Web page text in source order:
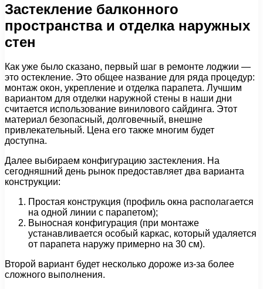
Застекление балконного
пространства и отделка наружных
стен
Как уже было сказано, первый шаг в ремонте лоджии —
это остекление. Это общее название для ряда процедур:
монтаж окон, укрепление и отделка парапета. Лучшим
вариантом для отделки наружной стены в наши дни
считается использование винилового сайдинга. Этот
материал безопасный, долговечный, внешне
привлекательный. Цена его также многим будет
доступна.
Далее выбираем конфигурацию застекления. На
сегодняшний день рынок предоставляет два варианта
конструкции:
Простая конструкция (профиль окна располагается
на одной линии с парапетом);
Выносная конфигурация (при монтаже
устанавливается особый каркас, который удаляется
от парапета наружу примерно на 30 см).
Второй вариант будет несколько дороже из-за более
сложного выполнения.